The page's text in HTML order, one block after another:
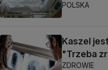
POLSKA
Kaszel
"Trzeba
ZDROWIE